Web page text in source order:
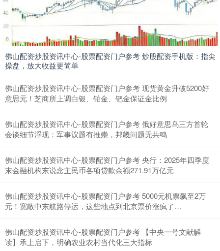
佛山配资炒股资讯中心-股票配资门户参考 炒股配资手机版：指尖
操盘，放大收益更简单
佛山配资炒股资讯中心-股票配资门户参考 现货黄金升破5200好
意思元！芝商所上调白银、铂金、钯金保证金比例
佛山配资炒股资讯中心-股票配资门户参考 俄好意思乌三方首轮
会谈细节浮现：军事议题有推崇，邦畿问题无共鸣
佛山配资炒股资讯中心-股票配资门户参考 央行：2025年四季度
末金融机构东说念主民币各项贷款余额271.91万亿元
佛山配资炒股资讯中心-股票配资门户参考 5000元机票飙至2万
元！宽敞中东航路停运，这些地点到北京票价涨疯了…
佛山配资炒股资讯中心-股票配资门户参考 【中央一号文献解
读】承上启下，明确农业农村当代化三大指标